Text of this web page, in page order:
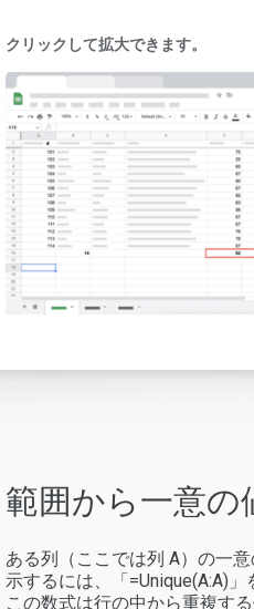
クリックして拡大できます。
範囲から一意の
ある列（ここでは列 A）の一
示するには、「=Unique(A:A)」
この数式は行の中から重複す